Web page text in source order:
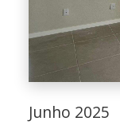
Junho 2025